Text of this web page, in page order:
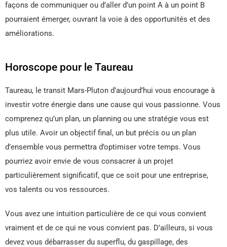
façons de communiquer ou d’aller d’un point A à un point B
pourraient émerger, ouvrant la voie à des opportunités et des
améliorations.
Horoscope pour le Taureau
Taureau, le transit Mars-Pluton d’aujourd’hui vous encourage à
investir votre énergie dans une cause qui vous passionne. Vous
comprenez qu’un plan, un planning ou une stratégie vous est
plus utile. Avoir un objectif final, un but précis ou un plan
d’ensemble vous permettra d’optimiser votre temps. Vous
pourriez avoir envie de vous consacrer à un projet
particulièrement significatif, que ce soit pour une entreprise,
vos talents ou vos ressources.
Vous avez une intuition particulière de ce qui vous convient
vraiment et de ce qui ne vous convient pas. D’ailleurs, si vous
devez vous débarrasser du superflu, du gaspillage, des